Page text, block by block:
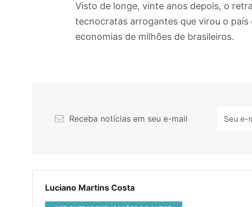
Visto de longe, vinte anos depois, o
tecnocratas arrogantes que virou o país
economias de milhões de brasileiros.
Receba notícias em seu e-mail
Luciano Martins Costa